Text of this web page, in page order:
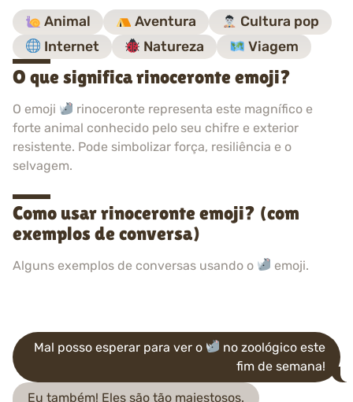
Animal Aventura
Cultura pop
Internet
Natureza Viagem
O que significa rinoceronte emoji?
O emoji
rinoceronte representa este magnífico e
forte animal conhecido pelo seu chifre e exterior
resistente. Pode simbolizar força, resiliência e o
selvagem.
Como usar rinoceronte emoji? (com
exemplos de conversa)
Alguns exemplos de conversas usando o emoji.
Mal posso esperar para ver o
no zoológico este
fim de semana!
Eu também! Eles são tão majestosos.